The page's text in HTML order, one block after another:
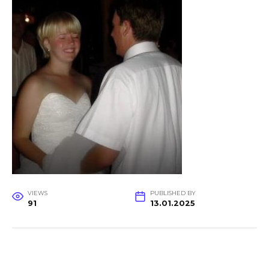
VIEWS
91
PUBLISHED BY
13.01.2025